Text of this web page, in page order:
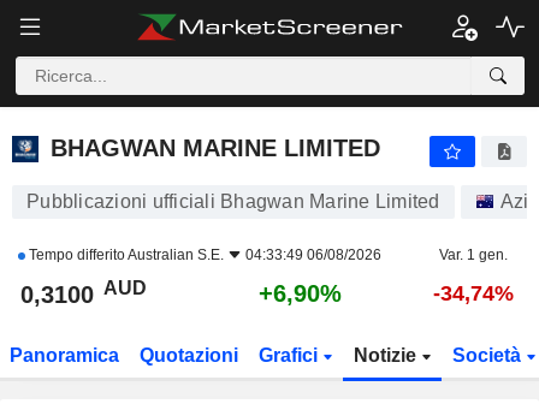
BHAGWAN MARINE LIMITED
BHAGWAN MARINE LIMITED
Pubblicazioni ufficiali Bhagwan Marine Limited
Tempo differitoAustralian S.E. 04:33:49 06/08/2026 Var. 1 gen.
0,3100 AUD +6,90% -34,74%
Panoramica Quotazioni Grafici Notizie Società